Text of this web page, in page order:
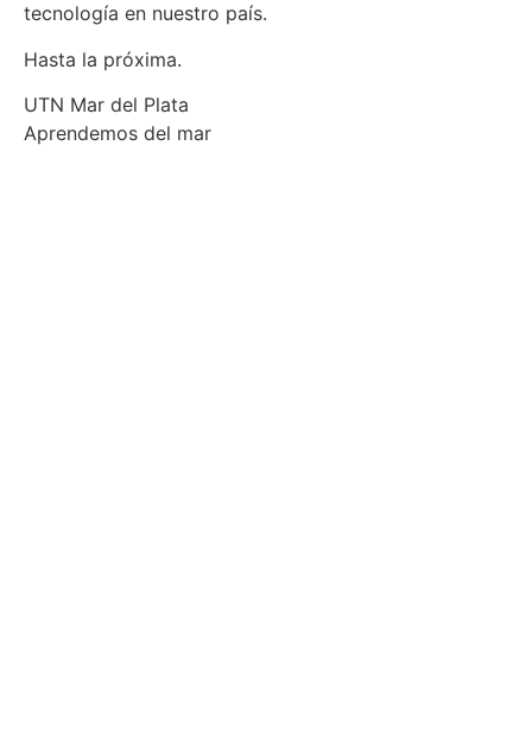
tecnología en nuestro país.
Hasta la próxima.
UTN Mar del Plata
Aprendemos del mar